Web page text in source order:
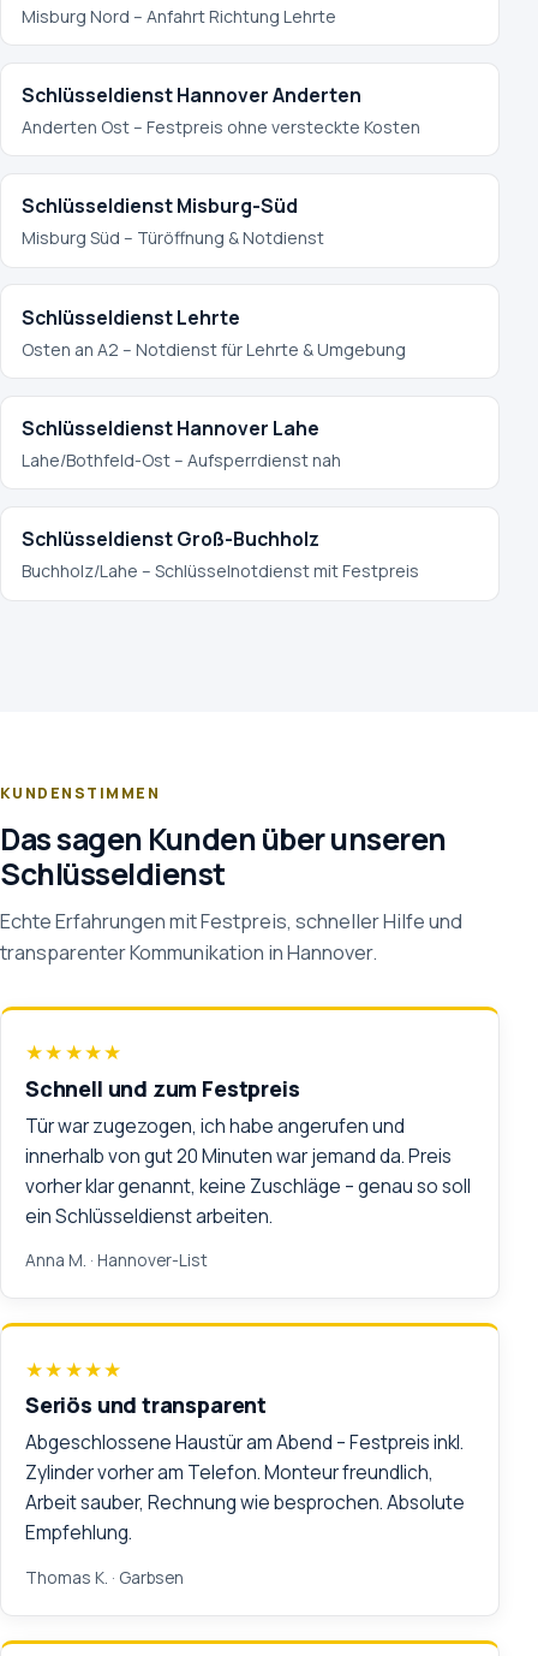
Misburg Nord – Anfahrt Richtung Lehrte
Schlüsseldienst Hannover Anderten
Anderten Ost – Festpreis ohne versteckte Kosten
Schlüsseldienst Misburg-Süd
Misburg Süd – Türöffnung & Notdienst
Schlüsseldienst Lehrte
Osten an A2 – Notdienst für Lehrte & Umgebung
Schlüsseldienst Hannover Lahe
Lahe/Bothfeld-Ost – Aufsperrdienst nah
Schlüsseldienst Groß-Buchholz
Buchholz/Lahe – Schlüsselnotdienst mit Festpreis
KUNDENSTIMMEN
Das sagen Kunden über unseren
Schlüsseldienst
Echte Erfahrungen mit Festpreis, schneller Hilfe und
transparenter Kommunikation in Hannover.
★★★★★
Schnell und zum Festpreis
Tür war zugezogen, ich habe angerufen und
innerhalb von gut 20 Minuten war jemand da. Preis
vorher klar genannt, keine Zuschläge – genau so soll
ein Schlüsseldienst arbeiten.
Anna M. · Hannover-List
★★★★★
Seriös und transparent
Abgeschlossene Haustür am Abend – Festpreis inkl.
Zylinder vorher am Telefon. Monteur freundlich,
Arbeit sauber, Rechnung wie besprochen. Absolute
Empfehlung.
Thomas K. · Garbsen